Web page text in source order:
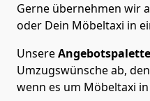
Gerne übernehmen wir
oder Dein Möbeltaxi in
UnsereAngebotspalette
Umzugswünsche ab,
wenn es um Möbeltaxi